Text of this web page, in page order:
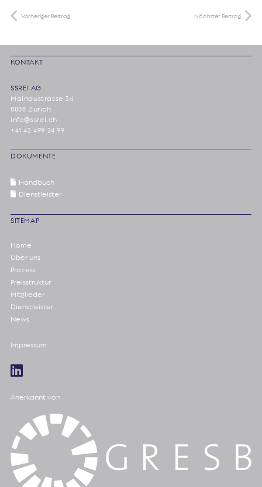
Vorheriger Beitrag Nächster Beitrag
KONTAKT
SSREI AG
Mainaustrasse 34
8008 Zürich
info@ssrei.ch
+41 43 499 24 99
DOKUMENTE
Handbuch
Dienstleister
SITEMAP
Home
Über uns
Prozess
Preisstruktur
Mitglieder
Dienstleister
News
Impressum
Anerkannt von